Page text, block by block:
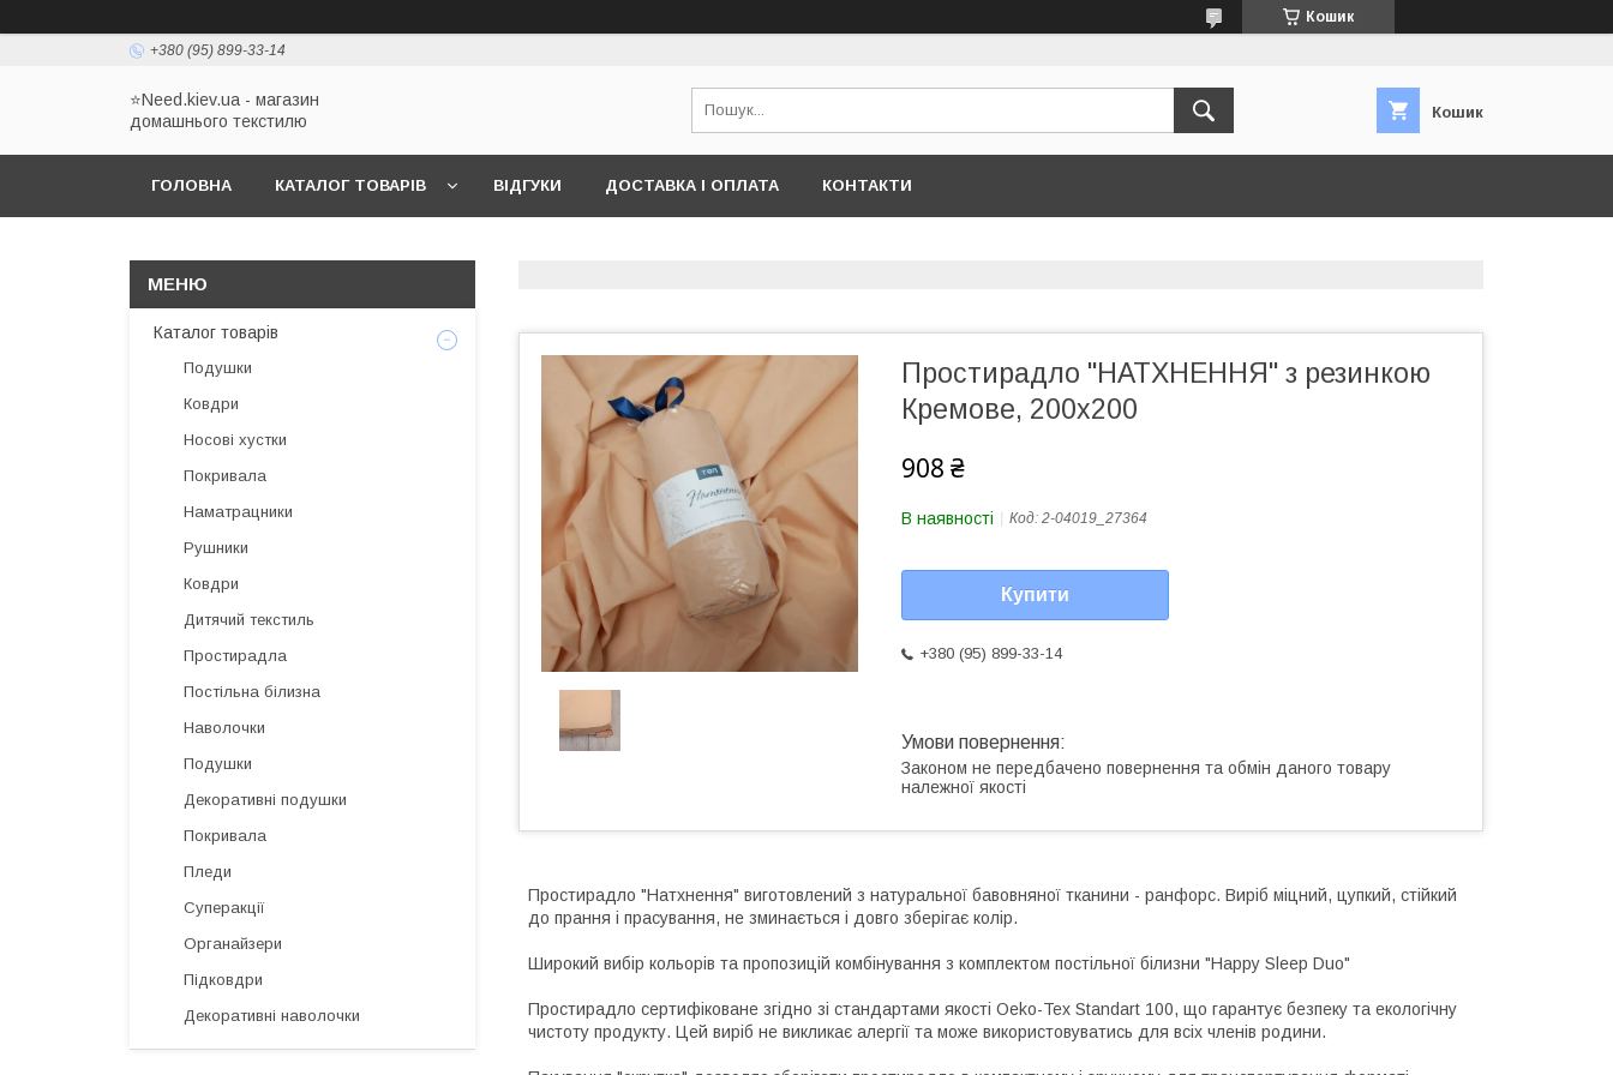
Кошик
+380 (95) 899-33-14
⭐Need.kiev.ua - магазин
домашнього текстилю
Кошик
ГОЛОВНА КАТАЛОГ ТОВАРІВ ВІДГУКИ ДОСТАВКА І ОПЛАТА КОНТАКТИ
Простирадло "НАТХНЕННЯ" з резинкою
Кремове, 200x200
908 ₴
В наявності Код: 2-04019_27364
Купити
+380 (95) 899-33-14
Законом не передбачено повернення та обмін даного товару
належної якості
Простирадло "Натхнення" виготовлений з натуральної бавовняної тканини - ранфорс. Виріб міцний, цупкий, стійкий
до прання і прасування, не зминається і довго зберігає колір.
Широкий вибір кольорів та пропозицій комбінування з комплектом постільної білизни "Happy Sleep Duo"
Простирадло сертифіковане згідно зі стандартами якості Oeko-Tex Standart 100, що гарантує безпеку та екологічну
чистоту продукту. Цей виріб не викликає алергії та може використовуватись для всіх членів родини.
Каталог товарів
Подушки
Ковдри
Носові хустки
Покривала
Наматрацники
Рушники
Ковдри
Дитячий текстиль
Простирадла
Постільна білизна
Наволочки
Подушки
Декоративні подушки
Покривала
Пледи
Суперакції
Органайзери
Підковдри
Декоративні наволочки